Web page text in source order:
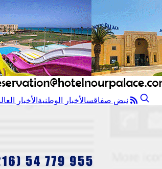
نبض صفاقسالأخبار الوطنية الأخبار